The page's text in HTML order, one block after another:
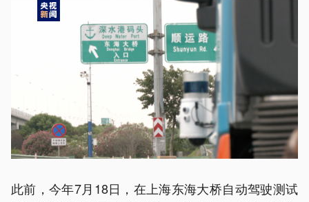
此前，今年7月18日，在上海东海大桥自动驾驶测试